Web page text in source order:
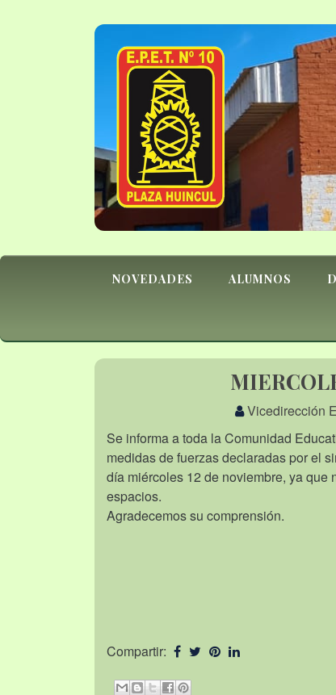
NOVEDADES ALUMNOS
Vicedirección
Se informa a toda la Comunidad
medidas de fuerzas declaradas por el
día miércoles 12 de noviembre, ya
espacios.
Agradecemos su comprensión.
Compartir: